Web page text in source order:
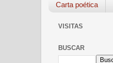
Carta poética
VISITAS
BUSCAR